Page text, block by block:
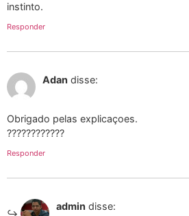
instinto.
Responder
Adan disse:
Obrigado pelas explicaçoes.
????????????
Responder
admin disse: